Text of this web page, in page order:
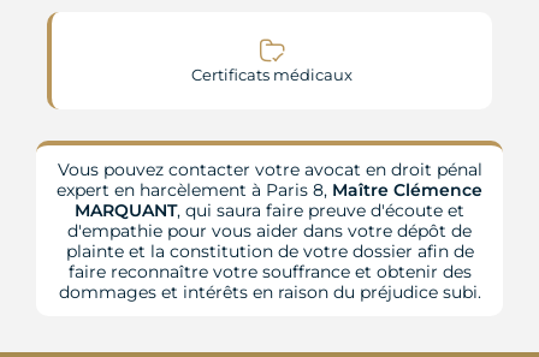
Certificats médicaux
Vous pouvez contacter votre avocat en droit pénal
expert en harcèlement à Paris 8, Maître Clémence
MARQUANT, qui saura faire preuve d'écoute et
d'empathie pour vous aider dans votre dépôt de
plainte et la constitution de votre dossier afin de
faire reconnaître votre souffrance et obtenir des
dommages et intérêts en raison du préjudice subi.